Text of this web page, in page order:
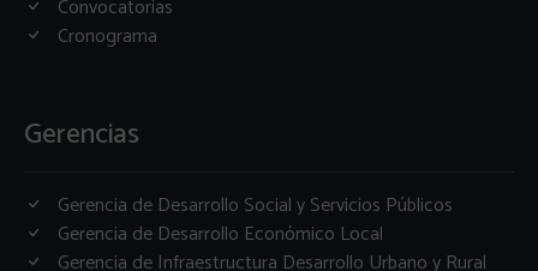
Convocatorias
Cronograma
Gerencias
Gerencia de Desarrollo Social y Servicios Públicos
Gerencia de Desarrollo Económico Local
Gerencia de Infraestructura Desarrollo Urbano y Rural